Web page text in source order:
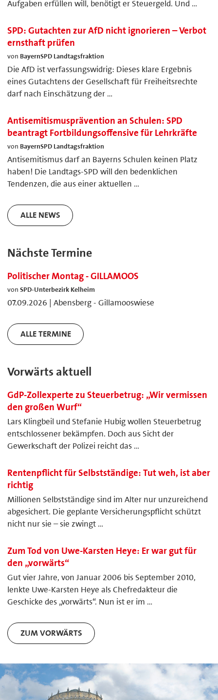
Aufgaben erfüllen will, benötigt er Steuergeld. Und …
SPD: Gutachten zur AfD nicht ignorieren – Verbot
ernsthaft prüfen
von BayernSPD Landtagsfraktion
Die AfD ist verfassungswidrig: Dieses klare Ergebnis
eines Gutachtens der Gesellschaft für Freiheitsrechte
darf nach Einschätzung der …
Antisemitismusprävention an Schulen: SPD
beantragt Fortbildungsoffensive für Lehrkräfte
von BayernSPD Landtagsfraktion
Antisemitismus darf an Bayerns Schulen keinen Platz
haben! Die Landtags-SPD will den bedenklichen
Tendenzen, die aus einer aktuellen …
ALLE NEWS
Nächste Termine
Politischer Montag - GILLAMOOS
von SPD-Unterbezirk Kelheim
07.09.2026 | Abensberg - Gillamooswiese
ALLE TERMINE
Vorwärts aktuell
GdP-Zollexperte zu Steuerbetrug: „Wir vermissen
den großen Wurf“
Lars Klingbeil und Stefanie Hubig wollen Steuerbetrug
entschlossener bekämpfen. Doch aus Sicht der
Gewerkschaft der Polizei reicht das …
Rentenpflicht für Selbstständige: Tut weh, ist aber
richtig
Millionen Selbstständige sind im Alter nur unzureichend
abgesichert. Die geplante Versicherungspflicht schützt
nicht nur sie – sie zwingt …
Zum Tod von Uwe-Karsten Heye: Er war gut für
den „vorwärts“
Gut vier Jahre, von Januar 2006 bis September 2010,
lenkte Uwe-Karsten Heye als Chefredakteur die
Geschicke des „vorwärts“. Nun ist er im …
ZUM VORWÄRTS